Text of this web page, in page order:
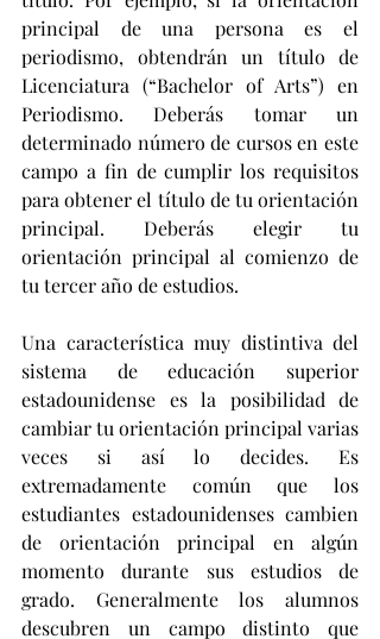
principal de una persona es el
periodismo, obtendrán un título de
Licenciatura (“Bachelor of Arts”) en
Periodismo. Deberás tomar un
determinado número de cursos en este
campo a fin de cumplir los requisitos
para obtener el título de tu orientación
principal. Deberás elegir tu
orientación principal al comienzo de
tu tercer año de estudios.
Una característica muy distintiva del
sistema de educación superior
estadounidense es la posibilidad de
cambiar tu orientación principal varias
veces si así lo decides. Es
extremadamente común que los
estudiantes estadounidenses cambien
de orientación principal en algún
momento durante sus estudios de
grado. Generalmente los alumnos
descubren un campo distinto que